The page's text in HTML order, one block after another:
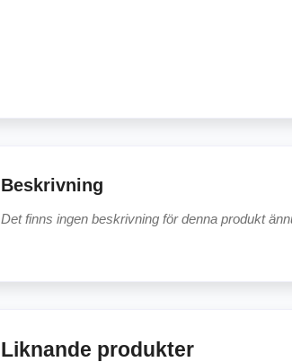
Beskrivning
Det finns ingen beskrivning för denna produkt
Liknande produkter